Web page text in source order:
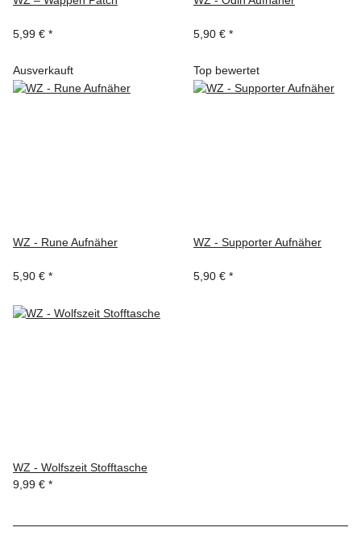
5,99 € * 5,90 € *
Ausverkauft
WZ - Rune Aufnäher
5,90 € *
Top bewertet
WZ - Supporter Aufnäher
5,90 € *
WZ - Wolfszeit Stofftasche
9,99 € *